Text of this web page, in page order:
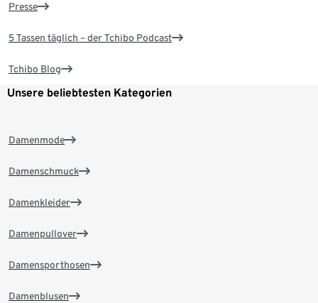
Presse
5 Tassen täglich – der Tchibo Podcast
Tchibo Blog
Unsere beliebtesten Kategorien
Damenmode
Damenschmuck
Damenkleider
Damenpullover
Damensporthosen
Damenblusen